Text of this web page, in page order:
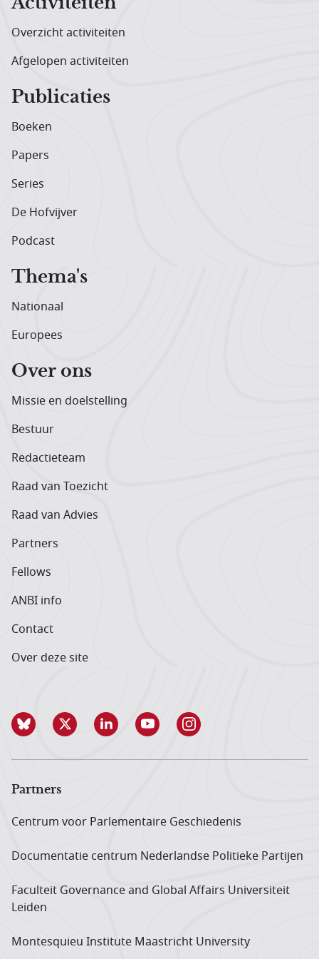
Overzicht activiteiten
Afgelopen activiteiten
Publicaties
Boeken
Papers
Series
De Hofvijver
Podcast
Thema's
Nationaal
Europees
Over ons
Missie en doelstelling
Bestuur
Redactieteam
Raad van Toezicht
Raad van Advies
Partners
Fellows
ANBI info
Contact
Over deze site
Partners
Centrum voor Parlementaire Geschiedenis
Documentatie centrum Neder­landse Politieke Partijen
Faculteit Governance and Global Affairs Universiteit
Leiden
Montesquieu Institute Maastricht University